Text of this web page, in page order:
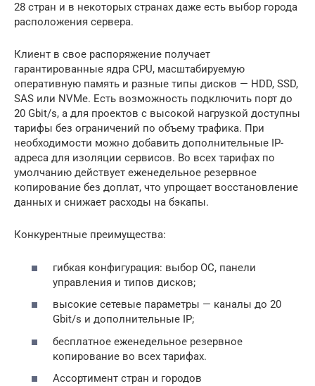
28 стран и в некоторых странах даже есть выбор города
расположения сервера.
Клиент в свое распоряжение получает
гарантированные ядра CPU, масштабируемую
оперативную память и разные типы дисков — HDD, SSD,
SAS или NVMe. Есть возможность подключить порт до
20 Gbit/s, а для проектов с высокой нагрузкой доступны
тарифы без ограничений по объему трафика. При
необходимости можно добавить дополнительные IP-
адреса для изоляции сервисов. Во всех тарифах по
умолчанию действует еженедельное резервное
копирование без доплат, что упрощает восстановление
данных и снижает расходы на бэкапы.
Конкурентные преимущества:
гибкая конфигурация: выбор ОС, панели
управления и типов дисков;
высокие сетевые параметры — каналы до 20
Gbit/s и дополнительные IP;
бесплатное еженедельное резервное
копирование во всех тарифах.
Ассортимент стран и городов